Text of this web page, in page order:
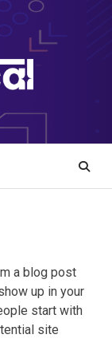
a blog post
up in your
start with
site